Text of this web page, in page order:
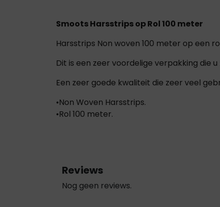
Smoots Harsstrips op Rol 100 meter
Harsstrips Non woven 100 meter op een
Dit is een zeer voordelige verpakking die
Een zeer goede kwaliteit die zeer veel
•Non Woven Harsstrips.
•Rol 100 meter.
Reviews
Nog geen reviews.